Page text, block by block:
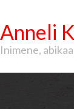
Anneli
Inimene,